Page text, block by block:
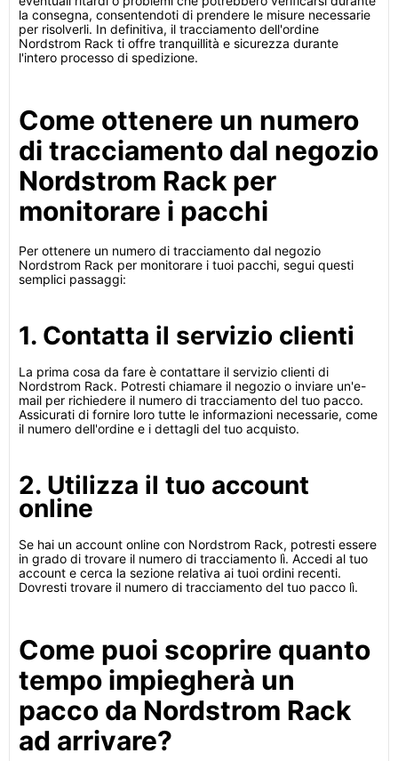
la consegna, consentendoti di prendere le misure necessarie
per risolverli. In definitiva, il tracciamento dell'ordine
Nordstrom Rack ti offre tranquillità e sicurezza durante
l'intero processo di spedizione.
Come ottenere un numero
di tracciamento dal negozio
Nordstrom Rack per
monitorare i pacchi
Per ottenere un numero di tracciamento dal negozio
Nordstrom Rack per monitorare i tuoi pacchi, segui questi
semplici passaggi:
1. Contatta il servizio clienti
La prima cosa da fare è contattare il servizio clienti di
Nordstrom Rack. Potresti chiamare il negozio o inviare un'e-
mail per richiedere il numero di tracciamento del tuo pacco.
Assicurati di fornire loro tutte le informazioni necessarie, come
il numero dell'ordine e i dettagli del tuo acquisto.
2. Utilizza il tuo account
online
Se hai un account online con Nordstrom Rack, potresti essere
in grado di trovare il numero di tracciamento lì. Accedi al tuo
account e cerca la sezione relativa ai tuoi ordini recenti.
Dovresti trovare il numero di tracciamento del tuo pacco lì.
Come puoi scoprire quanto
tempo impiegherà un
pacco da Nordstrom Rack
ad arrivare?